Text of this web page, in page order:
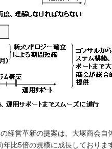
経営革新の提案は、大塚商会自
比5倍の規模に成長しておりま